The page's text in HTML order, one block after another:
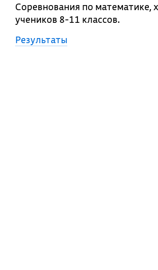
Соревнования по математике,
учеников 8-11 классов.
Результаты